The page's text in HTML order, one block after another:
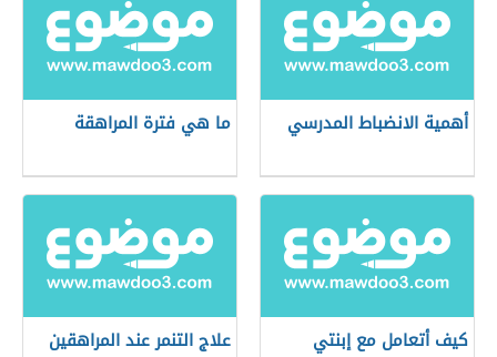
أهمية الانضباط المدرسي ما هي فترة المراهقة
كيف أتعامل مع إبنتي
علاج التنمر عند المراهقين